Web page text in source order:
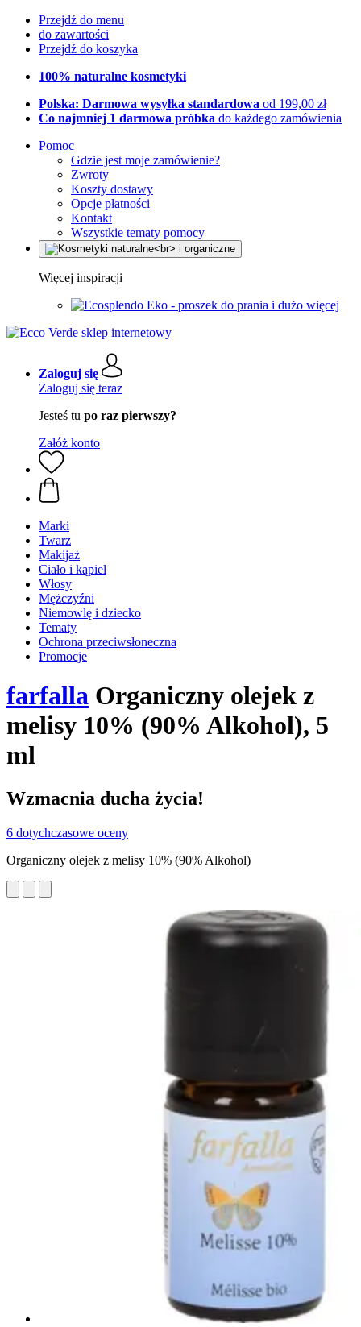
Przejdź do menu
do zawartości
Przejdź do koszyka
100% naturalne kosmetyki
Polska: Darmowa wysyłka standardowa od 199,00 zł
Co najmniej 1 darmowa próbka do każdego zamówienia
Pomoc
Gdzie jest moje zamówienie?
Zwroty
Koszty dostawy
Opcje płatności
Kontakt
Wszystkie tematy pomocy
Więcej inspiracji
Eko - proszek do prania i dużo więcej
Zaloguj się
Zaloguj się teraz
Jesteś tu po raz pierwszy?
Załóż konto
Marki
Twarz
Makijaż
Ciało i kąpiel
Włosy
Mężczyźni
Niemowlę i dziecko
Tematy
Ochrona przeciwsłoneczna
Promocje
farfalla Organiczny olejek z
melisy 10% (90% Alkohol), 5
ml
Wzmacnia ducha życia!
6 dotychczasowe oceny
Organiczny olejek z melisy 10% (90% Alkohol)